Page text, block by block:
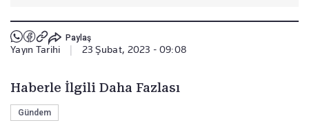
Paylaş
Yayın Tarihi 23 Şubat, 2023 - 09:08
Haberle İlgili Daha Fazlası
Gündem